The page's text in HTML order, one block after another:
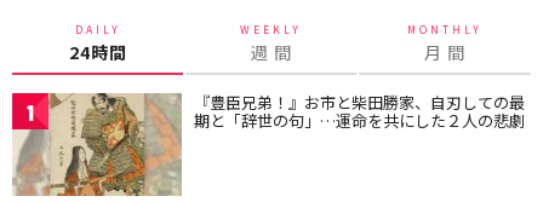
DAILY
24時間
WEEKLY
週 間
MONTHLY
月 間
1 『豊臣兄弟！』お市と柴田勝家、自刃しての最
期と「辞世の句」…運命を共にした２人の悲劇